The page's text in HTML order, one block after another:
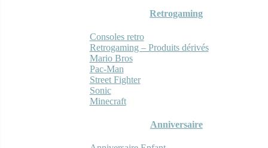
Retrogaming
Consoles retro
Retrogaming – Produits dérivés
Mario Bros
Pac-Man
Street Fighter
Sonic
Minecraft
Anniversaire